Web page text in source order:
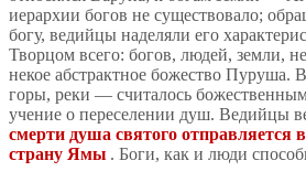
иерархии богов не существовало;
богу, ведийцы наделяли его
Творцом всего: богов, людей, земли,
некое абстрактное божество Пуруша.
горы, реки — считалось
учение о переселении душ. Ведийцы
смерти душа святого
страну Ямы . Боги, как и люди